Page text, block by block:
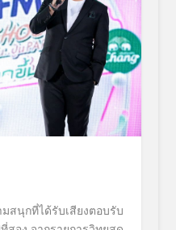
มสนุกที่ได้รับเสียงตอบรับ